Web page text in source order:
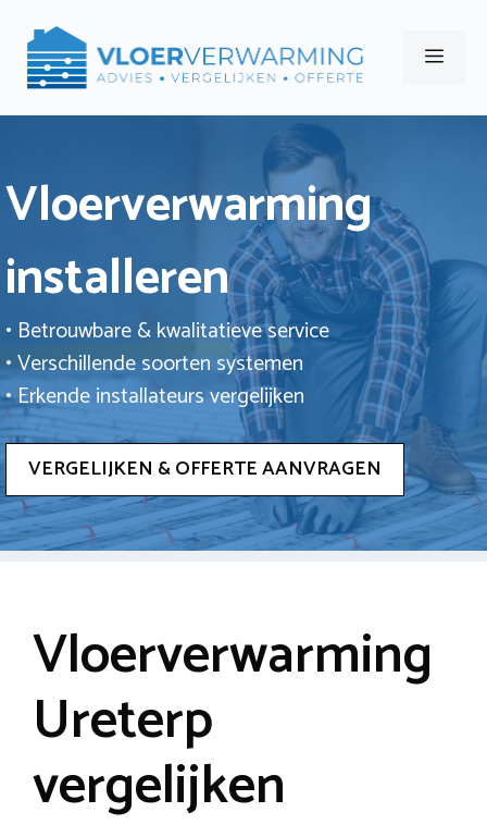
naar
Menu
Vloerverwarming
installeren
• Betrouwbare & kwalitatieve service
• Verschillende soorten systemen
• Erkende installateurs vergelijken
VERGELIJKEN & OFFERTE AANVRAGEN
Vloerverwarming
Ureterp
vergelijken